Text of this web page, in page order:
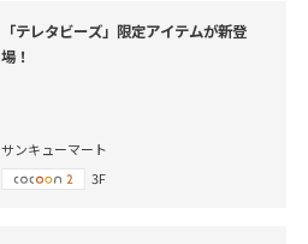
「テレタビーズ」限定アイテムが新登
場！
サンキューマート
3F